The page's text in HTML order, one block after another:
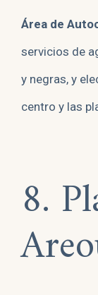
Área de
servicios de
y negras, y
centro y las
8.